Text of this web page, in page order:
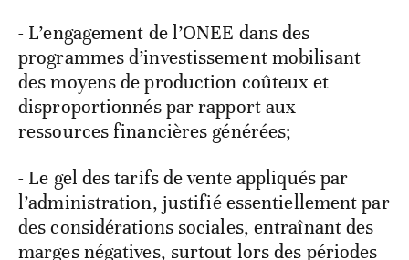
- L’engagement de l’ONEE dans des
programmes d’investissement mobilisant
des moyens de production coûteux et
disproportionnés par rapport aux
ressources financières générées;
- Le gel des tarifs de vente appliqués par
l’administration, justifié essentiellement par
des considérations sociales, entraînant des
marges négatives, surtout lors des périodes